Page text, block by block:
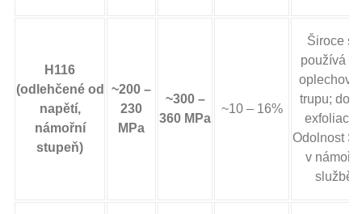
H116
(odlehčené od
napětí,
námořní
stupeň)
~200 –
230
MPa
~300 –
360 MPa
~10 – 16%
Široce se
používá
trupu;
exfoliace /
Odolnost
v námořní
službě